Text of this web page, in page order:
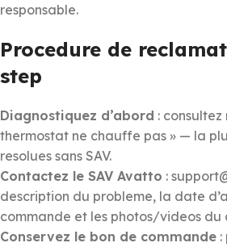
responsable.
Procedure de
step
Diagnostiquez d’abord :
thermostat ne chauffe pas » — la
resolues sans SAV.
Contactez le SAV Avatto :
description du probleme, la date
commande et les photos/videos du
Conservez le bon de commande :